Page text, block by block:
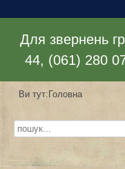
Для звернень
44, (061) 280
Ви тут:Головна
Пошук...